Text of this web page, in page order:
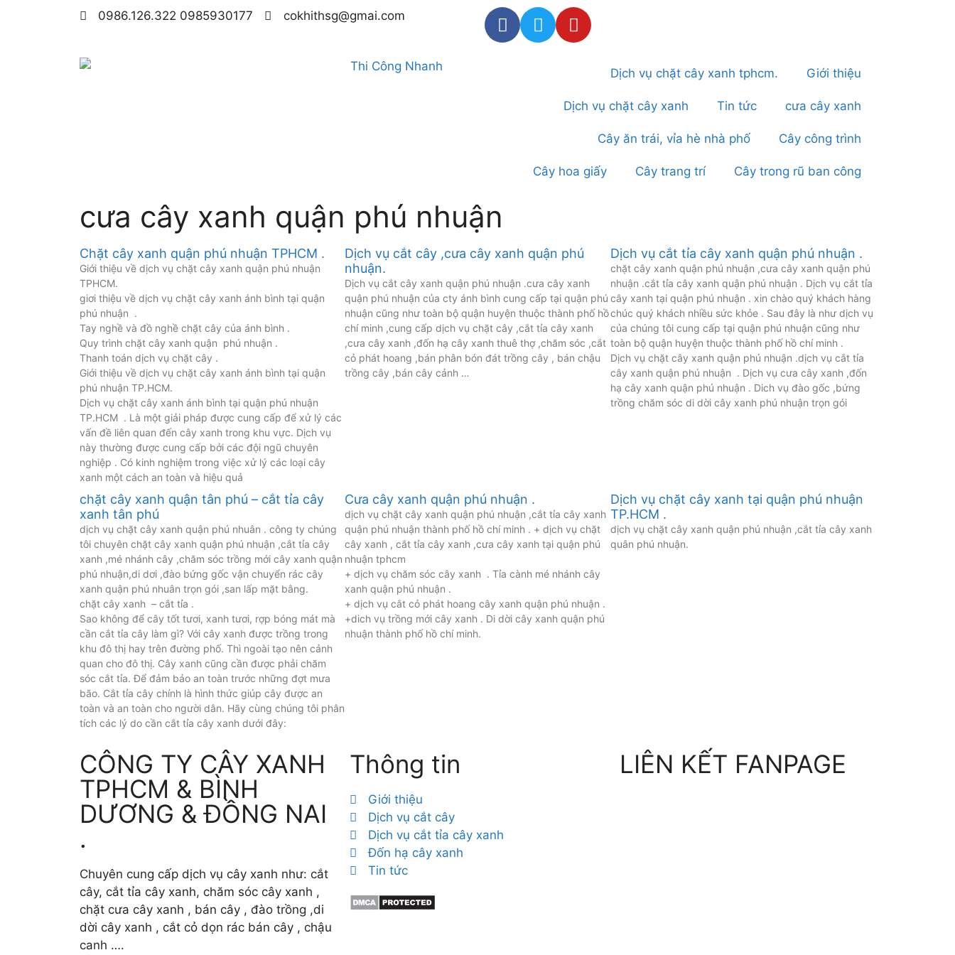
0986.126.322 0985930177 cokhithsg@gmai.com
Dịch vụ chặt cây xanh tphcm. Giới thiệu
Dịch vụ chặt cây xanh Tin tức cưa cây xanh
Cây ăn trái, vỉa hè nhà phố Cây công trình
Cây hoa giấy Cây trang trí Cây trong rũ ban công
cưa cây xanh quận phú nhuận
Chặt cây xanh quận phú nhuận TPHCM .
Giới thiệu về dịch vụ chặt cây xanh quận phú nhuận
TPHCM.
giơi thiệu về dịch vụ chặt cây xanh ánh bình tại quận
phú nhuận .
Tay nghề và đồ nghề chặt cây của ánh bình .
Quy trình chặt cây xanh quận phú nhuận .
Thanh toán dịch vụ chặt cây .
Giới thiệu về dịch vụ chặt cây xanh ánh bình tại quận
phú nhuận TP.HCM.
Dịch vụ chặt cây xanh ánh bình tại quận phú nhuận
TP.HCM . Là một giải pháp được cung cấp để xử lý các
vấn đề liên quan đến cây xanh trong khu vực. Dịch vụ
này thường được cung cấp bởi các đội ngũ chuyên
nghiệp . Có kinh nghiệm trong việc xử lý các loại cây
xanh một cách an toàn và hiệu quả
Dịch vụ cắt cây ,cưa cây xanh quận phú
nhuận.
Dịch vụ cắt cây xanh quận phú nhuận .cưa cây xanh
quận phú nhuận của cty ánh bình cung cấp tại quận phú
nhuận cũng như toàn bộ quận huyện thuộc thành phố hồ
chí minh ,cung cấp dịch vụ chặt cây ,cắt tỉa cây xanh
,cưa cây xanh ,đốn hạ cây xanh thuê thợ ,chăm sóc ,cắt
cỏ phát hoang ,bán phân bón đát trồng cây , bán chậu
trồng cây ,bán cây cảnh …
Dịch vụ cắt tỉa cây xanh quận phú nhuận .
chặt cây xanh quận phú nhuận ,cưa cây xanh quận phú
nhuận .cắt tỉa cây xanh quận phú nhuận . Dịch vụ cắt tỉa
cây xanh tại quận phú nhuận . xin chào quý khách hàng
chúc quý khách nhiều sức khỏe . Sau đây là như dịch vụ
của chúng tôi cung cấp tại quận phú nhuận cũng như
toàn bộ quận huyện thuộc thành phố hồ chí minh .
Dịch vụ chặt cây xanh quận phú nhuận .dịch vụ cắt tỉa
cây xanh quận phú nhuận . Dịch vụ cưa cây xanh ,đốn
hạ cây xanh quận phú nhuận . Dich vụ đào gốc ,bứng
trồng chăm sóc di dời cây xanh phú nhuận trọn gói
chặt cây xanh quận tân phú – cắt tỉa cây
xanh tân phú
dịch vụ chặt cây xanh quận phú nhuân . công ty chúng
tôi chuyên chặt cây xanh quận phú nhuận ,cắt tỉa cây
xanh ,mé nhánh cây ,chăm sóc trồng mới cây xanh quận
phú nhuận,di dơi ,đào bứng gốc vận chuyển rác cây
xanh quận phú nhuân trọn gói ,san lấp mặt bằng.
chặt cây xanh – cắt tỉa .
Sao không để cây tốt tươi, xanh tươi, rợp bóng mát mà
cần cắt tỉa cây làm gì? Với cây xanh được trồng trong
khu đô thị hay trên đường phố. Thì ngoài tạo nên cảnh
quan cho đô thị. Cây xanh cũng cần được phải chăm
sóc cắt tỉa. Để đảm bảo an toàn trước những đợt mưa
bão. Cắt tỉa cây chính là hình thức giúp cây được an
toàn và an toàn cho người dân. Hãy cùng chúng tôi phân
tích các lý do cần cắt tỉa cây xanh dưới đây:
Cưa cây xanh quận phú nhuận .
dịch vụ chặt cây xanh quận phú nhuận ,cắt tỉa cây xanh
quận phú nhuận thành phố hồ chí minh . + dịch vụ chặt
cây xanh , cắt tỉa cây xanh ,cưa cây xanh tại quận phú
nhuận tphcm
+ dịch vụ chăm sóc cây xanh . Tỉa cành mé nhánh cây
xanh quận phú nhuận .
+ dịch vụ cắt cỏ phát hoang cây xanh quận phú nhuận .
+dich vụ trồng mới cây xanh . Di dời cây xanh quận phú
nhuận thành phố hồ chí minh.
Dịch vụ chặt cây xanh tại quận phú nhuận
TP.HCM .
dịch vụ chặt cây xanh quận phú nhuận ,cắt tỉa cây xanh
quân phú nhuận.
CÔNG TY CÂY XANH
TPHCM & BÌNH
DƯƠNG & ĐỒNG NAI
.
Chuyên cung cấp dịch vụ cây xanh như: cắt
cây, cắt tỉa cây xanh, chăm sóc cây xanh ,
chặt cưa cây xanh , bán cây , đào trồng ,di
dời cây xanh , cắt cỏ dọn rác bán cây , chậu
canh ….
Thông tin
Giới thiệu
Dịch vụ cắt cây
Dịch vụ cắt tỉa cây xanh
Đốn hạ cây xanh
Tin tức
LIÊN KẾT FANPAGE